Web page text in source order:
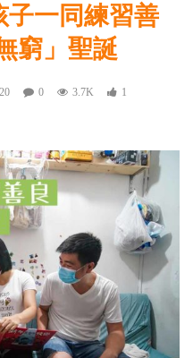
子一同練習善
窮」聖誕
0 3.7K 1